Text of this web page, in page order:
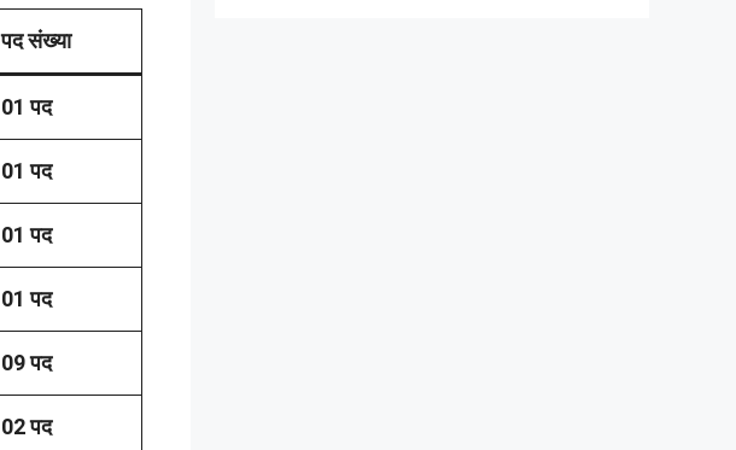
पद संख्या
01 पद
01 पद
01 पद
01 पद
09 पद
02 पद